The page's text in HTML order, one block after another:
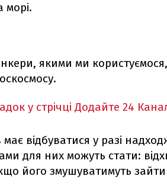
морі.
якими ми користуємося,
у стрічці Додайте 24
відбуватися у разі
для них можуть стати:
його змушуватимуть